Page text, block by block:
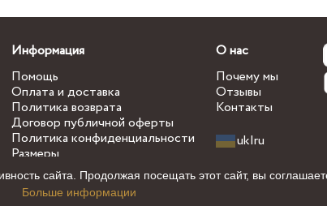
Информация
Помощь
Оплата и доставка
Политика возврата
Договор публичной оферты
Политика конфиденциальности
Размеры
О нас
Почему мы
Отзывы
Контакты
uk|ru
сайта. Продолжая посещать этот сайт, вы
Больше информации